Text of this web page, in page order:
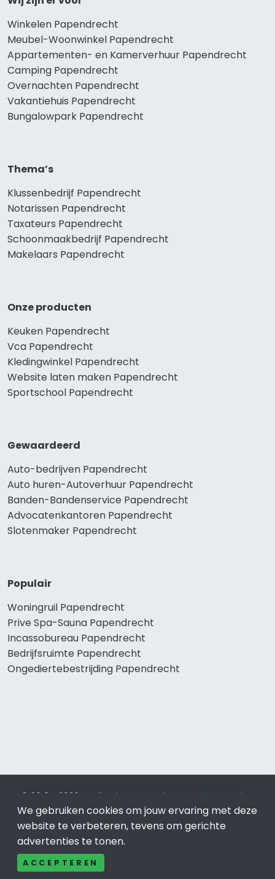
Winkelen Papendrecht
Meubel-Woonwinkel Papendrecht
Appartementen- en Kamerverhuur Papendrecht
Camping Papendrecht
Overnachten Papendrecht
Vakantiehuis Papendrecht
Bungalowpark Papendrecht
Thema’s
Klussenbedrijf Papendrecht
Notarissen Papendrecht
Taxateurs Papendrecht
Schoonmaakbedrijf Papendrecht
Makelaars Papendrecht
Onze producten
Keuken Papendrecht
Vca Papendrecht
Kledingwinkel Papendrecht
Website laten maken Papendrecht
Sportschool Papendrecht
Gewaardeerd
Auto-bedrijven Papendrecht
Auto huren-Autoverhuur Papendrecht
Banden-Bandenservice Papendrecht
Advocatenkantoren Papendrecht
Slotenmaker Papendrecht
Populair
Woningruil Papendrecht
Prive Spa-Sauna Papendrecht
Incassobureau Papendrecht
Bedrijfsruimte Papendrecht
Ongediertebestrijding Papendrecht
© 2019 - 2026 Realisatie en SEO door SEO-bureau
Lion
Internet. Betaal alleen voor bewezen resultaten?SEO
optimalisatie No Cure No Pay .Papendrechtis onderdeel van
Lion Internet.
We gebruiken cookies om jouw ervaring met deze
website te verbeteren, tevens om gerichte
advertenties te tonen.
ACCEPTEREN